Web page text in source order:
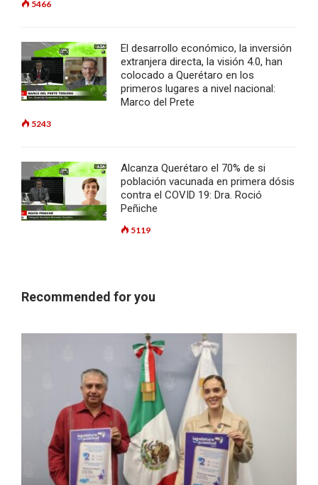
5466
El desarrollo económico, la inversión
extranjera directa, la visión 4.0, han
colocado a Querétaro en los
primeros lugares a nivel nacional:
Marco del Prete
5243
Alcanza Querétaro el 70% de si
población vacunada en primera dósis
contra el COVID 19: Dra. Roció
Peñiche
5119
Recommended for you